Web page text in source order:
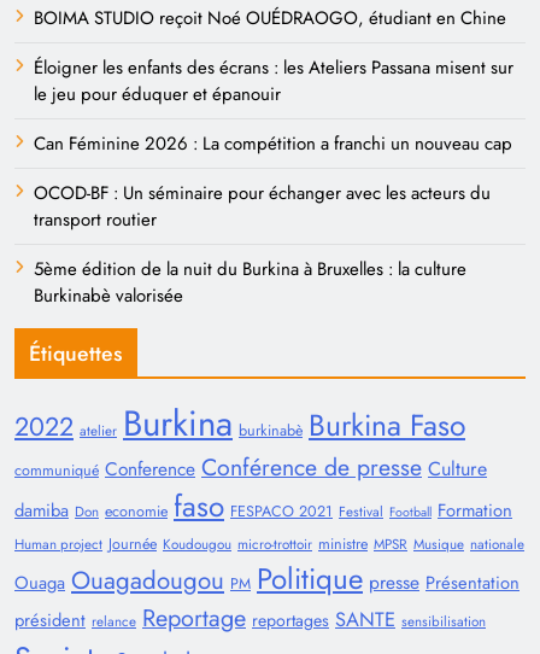
BOIMA STUDIO reçoit Noé OUÉDRAOGO, étudiant en Chine
Éloigner les enfants des écrans : les Ateliers Passana misent sur
le jeu pour éduquer et épanouir
Can Féminine 2026 : La compétition a franchi un nouveau cap
OCOD-BF : Un séminaire pour échanger avec les acteurs du
transport routier
5ème édition de la nuit du Burkina à Bruxelles : la culture
Burkinabè valorisée
Étiquettes
2022 atelier Burkina burkinabè Burkina Faso
communiqué Conference Conférence de presse Culture
damiba Don economie faso FESPACO 2021 Festival Football Formation
Human project Journée Koudougou micro-trottoir ministre MPSR Musique nationale
Ouaga Ouagadougou PM Politique presse Présentation
président relance Reportage reportages SANTE sensibilisation